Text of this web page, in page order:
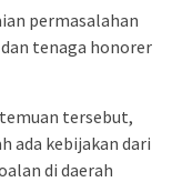
permasalahan
dan tenaga honorer
tersebut,
ada kebijakan dari
di daerah